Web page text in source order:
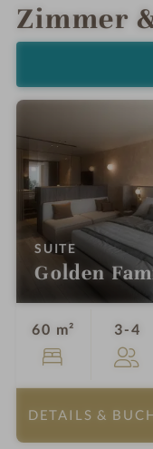
Zimmer
SUITE:
Golden
60 m² 3-4
DETAILS &